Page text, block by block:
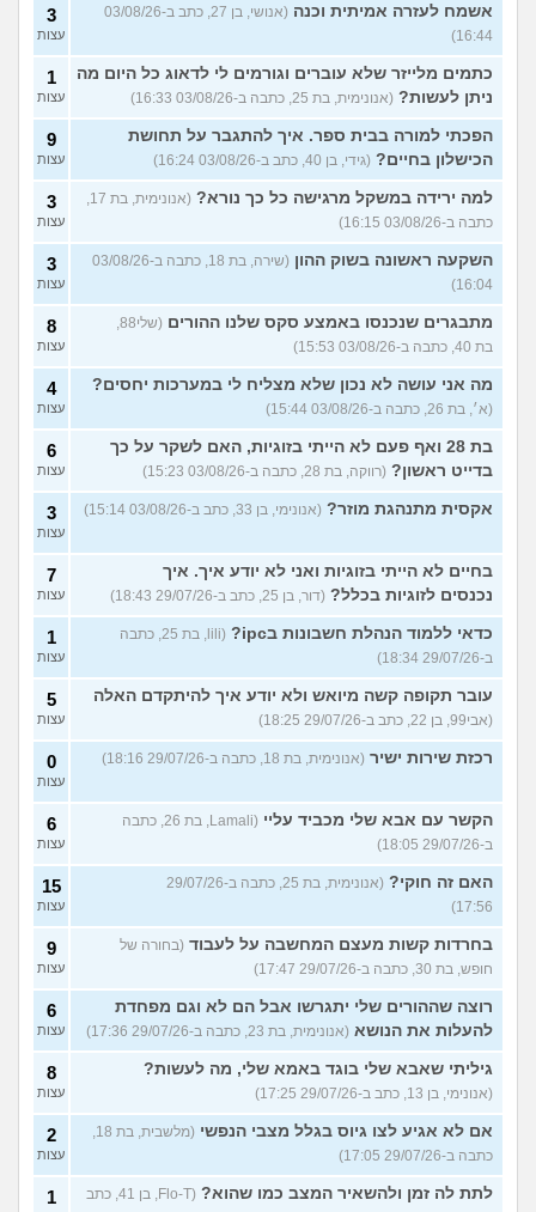
אשמח לעזרה אמיתית וכנה
(אנושי, בן 27, כתב ב-03/08/26
16:44)
3
עצות
כתמים מלייזר שלא עוברים וגורמים לי לדאוג כל היום מה
ניתן לעשות? (אנונימית, בת 25, כתבה ב-03/08/26 16:33)
1
עצות
הפכתי למורה בבית ספר. איך להתגבר על תחושת
הכישלון בחיים? (גידי, בן 40, כתב ב-03/08/26 16:24)
9
עצות
למה ירידה במשקל מרגישה כל כך נורא?
(אנונימית, בת 17,
כתבה ב-03/08/26 16:15)
3
עצות
השקעה ראשונה בשוק ההון
(שירה, בת 18, כתבה ב-03/08/26
16:04)
3
עצות
מתבגרים שנכנסו באמצע סקס שלנו ההורים
(שלי88,
בת 40, כתבה ב-03/08/26 15:53)
8
עצות
מה אני עושה לא נכון שלא מצליח לי במערכות יחסים?
(א׳, בת 26, כתבה ב-03/08/26 15:44)
4
עצות
בת 28 ואף פעם לא הייתי בזוגיות, האם לשקר על כך
בדייט ראשון? (רווקה, בת 28, כתבה ב-03/08/26 15:23)
6
עצות
אקסית מתנהגת מוזר? (אנונימי, בן 33, כתב ב-03/08/26 15:14) 3
עצות
בחיים לא הייתי בזוגיות ואני לא יודע איך. איך
נכנסים לזוגיות בכלל? (דור, בן 25, כתב ב-29/07/26 18:43)
7
עצות
כדאי ללמוד הנהלת חשבונות בipc?
(lili, בת 25, כתבה
ב-29/07/26 18:34)
1
עצות
עובר תקופה קשה מיואש ולא יודע איך להיתקדם האלה
(אבי99, בן 22, כתב ב-29/07/26 18:25)
5
עצות
רכזת שירות ישיר (אנונימית, בת 18, כתבה ב-29/07/26 18:16) 0
עצות
הקשר עם אבא שלי מכביד עליי
(Lamali, בת 26, כתבה
ב-29/07/26 18:05)
6
עצות
האם זה חוקי?
(אנונימית, בת 25, כתבה ב-29/07/26
17:56)
15
עצות
בחרדות קשות מעצם המחשבה על לעבוד (בחורה של
חופש, בת 30, כתבה ב-29/07/26 17:47)
9
עצות
רוצה שההורים שלי יתגרשו אבל הם לא וגם מפחדת
להעלות את הנושא (אנונימית, בת 23, כתבה ב-29/07/26 17:36)
6
עצות
גיליתי שאבא שלי בוגד באמא שלי, מה לעשות?
(אנונימי, בן 13, כתב ב-29/07/26 17:25)
8
עצות
אם לא אגיע לצו גיוס בגלל מצבי הנפשי
(מלשבית, בת 18,
כתבה ב-29/07/26 17:05)
2
עצות
לתת לה זמן ולהשאיר המצב כמו שהוא?
(Flo-T, בן 41, כתב
1